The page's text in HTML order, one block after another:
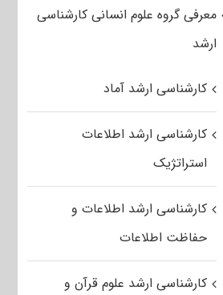
معرفی گروه علوم انسانی کارشناسی
ارشد
کارشناسی ارشد آماد
کارشناسی ارشد اطلاعات
استراتژیک
کارشناسی ارشد اطلاعات و
حفاظت اطلاعات
کارشناسی ارشد علوم قرآن و